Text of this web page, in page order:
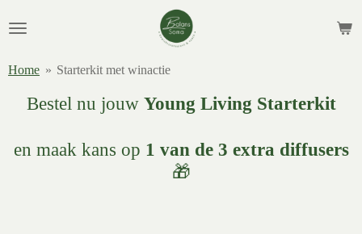
direct
de
hoofdinhoud
Home » Starterkit met winactie
Bestel nu jouw Young Living Starterkit
en maak kans op 1 van de 3 extra diffusers
🎁